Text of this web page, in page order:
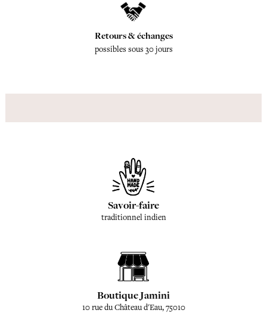
Retours & échanges
possibles sous 30 jours
Savoir-faire
traditionnel indien
Boutique Jamini
10 rue du Château d'Eau, 75010